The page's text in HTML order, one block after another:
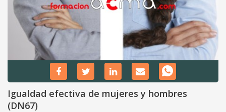
Igualdad efectiva de mujeres y hombres
(DN67)